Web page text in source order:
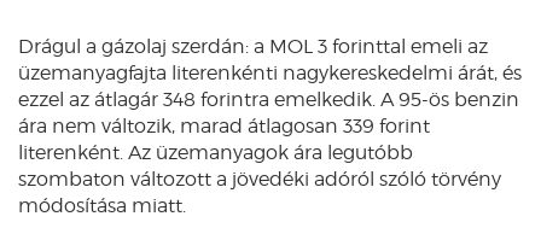
Drágul a gázolaj szerdán: a MOL 3 forinttal emeli az
üzemanyagfajta literenkénti nagykereskedelmi árát, és
ezzel az átlagár 348 forintra emelkedik. A 95-ös benzin
ára nem változik, marad átlagosan 339 forint
literenként. Az üzemanyagok ára legutóbb
szombaton változott a jövedéki adóról szóló törvény
módosítása miatt.